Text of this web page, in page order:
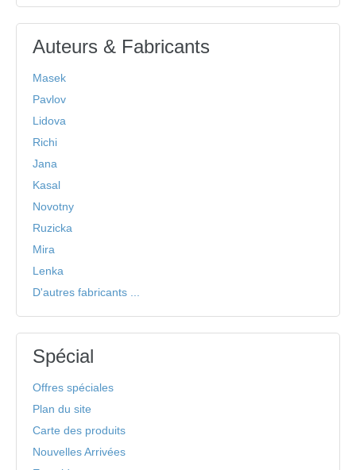
Auteurs & Fabricants
Masek
Pavlov
Lidova
Richi
Jana
Kasal
Novotny
Ruzicka
Mira
Lenka
D'autres fabricants ...
Spécial
Offres spéciales
Plan du site
Carte des produits
Nouvelles Arrivées